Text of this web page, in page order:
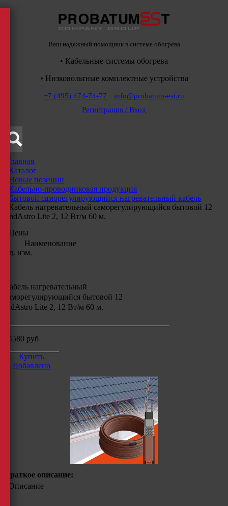
Ваш надежный помощник в системе обогрева
• Кабельные системы обогрева
• Низковольтные комплектные устройства
+7 (495) 474-74-77
info@probatum-est.ru
Регистрация / Вход
Главная
Каталог
Новые позиции
Кабельно-проводниковая продукция
Бытовой саморегулирующийся нагревательный кабель
Кабель нагревательный саморегулирующийся бытовой 12
IndAstro Lite 2, 12 Вт/м 60 м.
Цены
Наименование
Ед. изм.
Кабель нагревательный
саморегулирующийся бытовой 12
IndAstro Lite 2, 12 Вт/м 60 м.
14580 руб
Купить
Добавлено
Краткое описание:
Описание